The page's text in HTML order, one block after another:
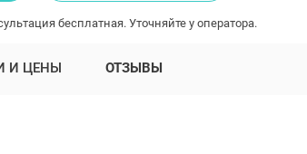
бесплатная. Уточняйте у оператора.
И ЦЕНЫ ОТЗЫВЫ